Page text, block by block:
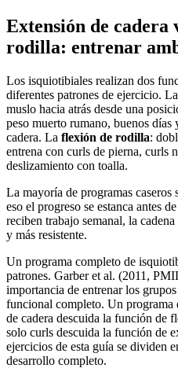
Extensión de cadera
rodilla: entrenar
Los isquiotibiales realizan dos
diferentes patrones de ejercicio. La
muslo hacia atrás desde una
peso muerto rumano, buenos
cadera. La flexión de rodilla:
entrena con curls de pierna, curls
deslizamiento con toalla.
La mayoría de programas
eso el progreso se estanca antes
reciben trabajo semanal, la
y más resistente.
Un programa completo de
patrones. Garber et al. (2011,
importancia de entrenar los
funcional completo. Un programa
de cadera descuida la función de
solo curls descuida la función de
ejercicios de esta guía se dividen
desarrollo completo.